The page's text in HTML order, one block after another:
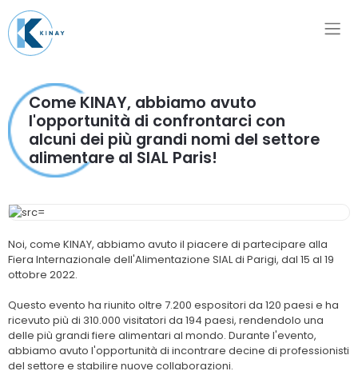
Come KINAY, abbiamo avuto
l'opportunità di confrontarci con
alcuni dei più grandi nomi del settore
alimentare al SIAL Paris!
Noi, come KINAY, abbiamo avuto il piacere di partecipare alla
Fiera Internazionale dell'Alimentazione SIAL di Parigi, dal 15 al 19
ottobre 2022.
Questo evento ha riunito oltre 7.200 espositori da 120 paesi e ha
ricevuto più di 310.000 visitatori da 194 paesi, rendendolo una
delle più grandi fiere alimentari al mondo. Durante l'evento,
abbiamo avuto l'opportunità di incontrare decine di professionisti
del settore e stabilire nuove collaborazioni.